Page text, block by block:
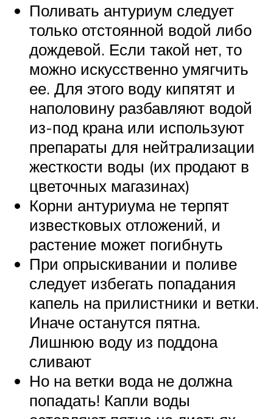
Поливать антуриум следует
только отстоянной водой либо
дождевой. Если такой нет, то
можно искусственно умягчить
ее. Для этого воду кипятят и
наполовину разбавляют водой
из-под крана или используют
препараты для нейтрализации
жесткости воды (их продают в
цветочных магазинах)
Корни антуриума не терпят
известковых отложений, и
растение может погибнуть
При опрыскивании и поливе
следует избегать попадания
капель на прилистники и ветки.
Иначе останутся пятна.
Лишнюю воду из поддона
сливают
Но на ветки вода не должна
попадать! Капли воды